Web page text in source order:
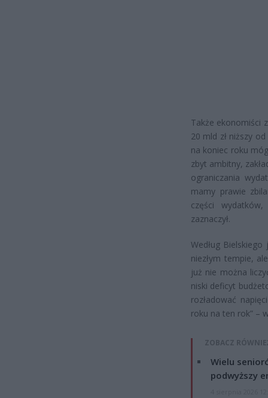
Także ekonomiści
20 mld zł niższy
na koniec roku
zbyt ambitny,
ograniczania
mamy prawie
części
zaznaczył.
Według
niezłym tempie,
już nie można
niski deficyt
rozładować
roku na ten rok” –
ZOBACZ
Wielu
podwyższy